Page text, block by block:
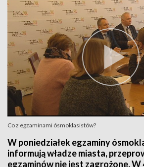
Co z egzaminami ósmoklasistów?
W poniedziałek egzaminy
informują władze miasta,
egzaminów nie jest zagrożone. W